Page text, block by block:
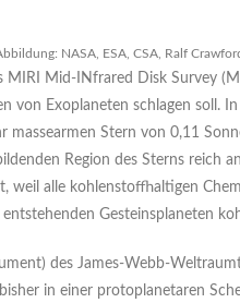
NASA, ESA, CSA, Ralf
MIRI Mid-INfrared Disk Survey
von Exoplaneten schlagen soll.
massearmen Stern von 0,11
Region des Sterns reich
weil alle kohlenstoffhaltigen
Gesteinsplaneten
des James-Webb-
in einer protoplanetaren